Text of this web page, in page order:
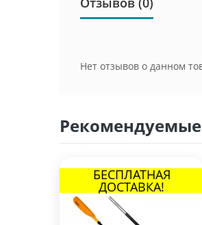
Нет отзывов о данном
БЕСПЛАТНАЯ
ДОСТАВКА!